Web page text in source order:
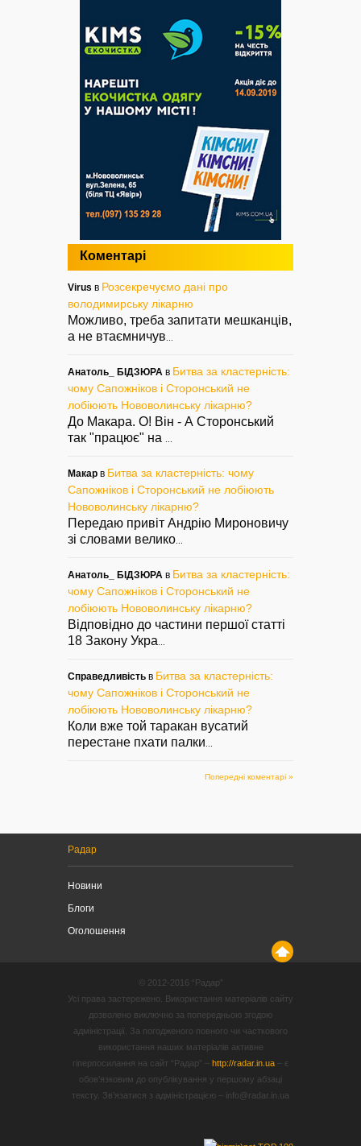
Коментарі
Virus в Розсекречуємо дані про
володимирську лікарню
Можливо, треба запитати мешканців,
а не втаємничув
Анатоль_ БІДЗЮРА в Битва за кластерність:
чому Сапожніков і Сторонський не
лобіюють Нововолинську лікарню?
До Макара. О! Він - А Сторонський
так "працює" на
Макар в Битва за кластерність: чому
Сапожніков і Сторонський не лобіюють
Нововолинську лікарню?
Передаю привіт Андрію Мироновичу
зі словами велико
Анатоль_ БІДЗЮРА в Битва за кластерність:
чому Сапожніков і Сторонський не
лобіюють Нововолинську лікарню?
Відповідно до частини першої статті
18 Закону Укра
Справедливість в Битва за кластерність:
чому Сапожніков і Сторонський не
лобіюють Нововолинську лікарню?
Коли вже той таракан вусатий
перестане пхати палки
Попередні коментарі »
Радар
Новини
Блоги
Оголошення
© 2012-2016 “Радар”
Усі права застережено. Використання матеріалів сайту
дозволено виключно за попередньою згодою
адміністрації. За погодженого повного чи часткового
використання наших матеріалів активне
гіперпосилання на сайт “Радар” – http://radar.in.ua– є
обов’язковим до опублікування у першому абзаці
тексту. Зв’язатися з адміністрацією – info@radar.in.ua